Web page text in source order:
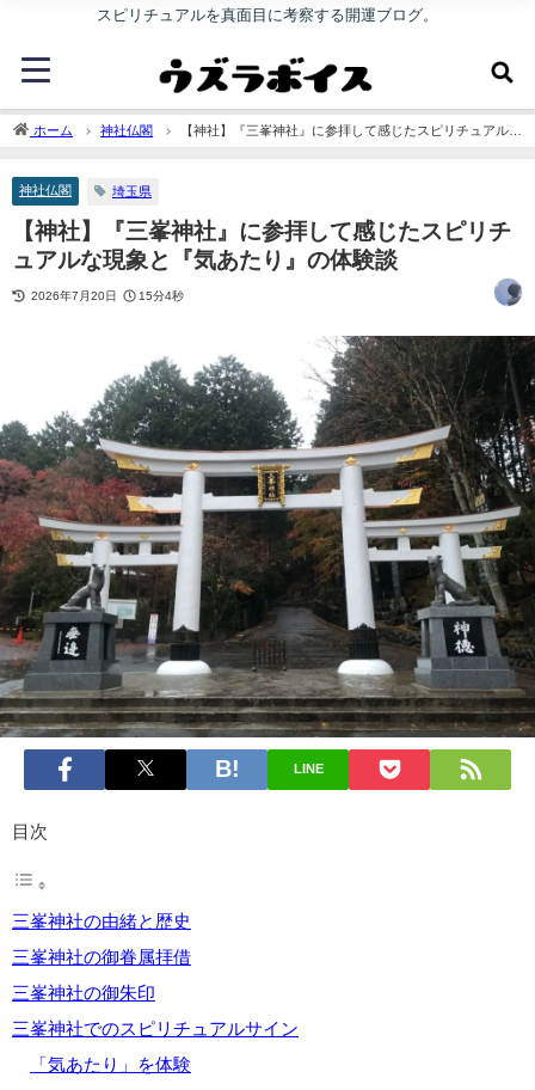
スピリチュアルを真面目に考察する開運ブログ。
ホーム 神社仏閣
【神社】『三峯神社』に参拝して感じたスピリチュアルな
現象と『気あたり』の体験談
神社仏閣 埼玉県
【神社】『三峯神社』に参拝して感じたスピリチ
ュアルな現象と『気あたり』の体験談
2026年7月20日 15分4秒
LINE
目次
三峯神社の由緒と歴史
三峯神社の御眷属拝借
三峯神社の御朱印
三峯神社でのスピリチュアルサイン
「気あたり」を体験